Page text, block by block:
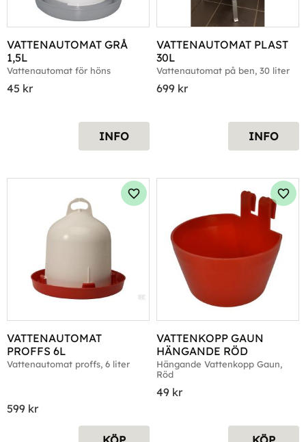
VATTENAUTOMAT GRÅ
1,5L
Vattenautomat för höns
45 kr
INFO
VATTENAUTOMAT PLAST
30L
Vattenautomat på ben, 30 liter
699 kr
INFO
VATTENAUTOMAT
PROFFS 6L
Vattenautomat proffs, 6 liter
599 kr
Lägg till i favoriter
VATTENKOPP GAUN
HÄNGANDE RÖD
Hängande Vattenkopp Gaun,
Röd
49 kr